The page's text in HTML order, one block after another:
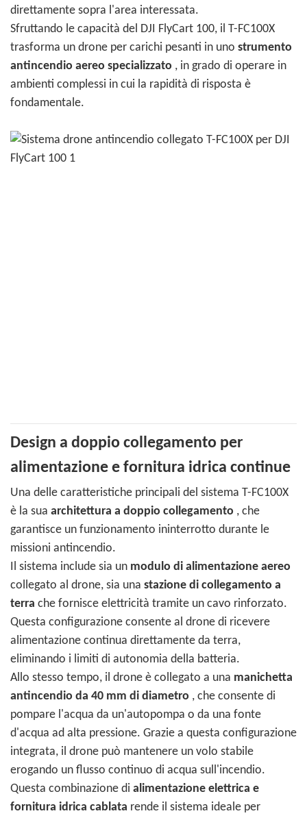
direttamente sopra l'area interessata.
Sfruttando le capacità del DJI FlyCart 100, il T-FC100X
trasforma un drone per carichi pesanti in uno strumento
antincendio aereo specializzato , in grado di operare in
ambienti complessi in cui la rapidità di risposta è
fondamentale.
Design a doppio collegamento per
alimentazione e fornitura idrica continue
Una delle caratteristiche principali del sistema T-FC100X
è la sua architettura a doppio collegamento , che
garantisce un funzionamento ininterrotto durante le
missioni antincendio.
Il sistema include sia un modulo di alimentazione aereo
collegato al drone, sia una stazione di collegamento a
terra che fornisce elettricità tramite un cavo rinforzato.
Questa configurazione consente al drone di ricevere
alimentazione continua direttamente da terra,
eliminando i limiti di autonomia della batteria.
Allo stesso tempo, il drone è collegato a una manichetta
antincendio da 40 mm di diametro , che consente di
pompare l'acqua da un'autopompa o da una fonte
d'acqua ad alta pressione. Grazie a questa configurazione
integrata, il drone può mantenere un volo stabile
erogando un flusso continuo di acqua sull'incendio.
Questa combinazione di alimentazione elettrica e
fornitura idrica cablata rende il sistema ideale per